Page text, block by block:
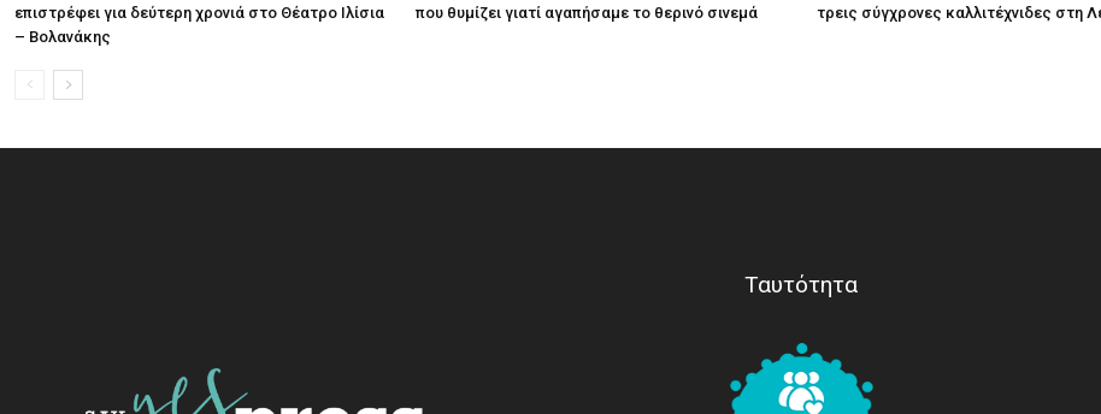
επιστρέφει για δεύτερη χρονιά στο Θέατρο Ιλίσια
– Βολανάκης
που θυμίζει γιατί αγαπήσαμε το θερινό σινεμά
τρεις σύγχρονες καλλιτέχνιδες στη
Ταυτότητα